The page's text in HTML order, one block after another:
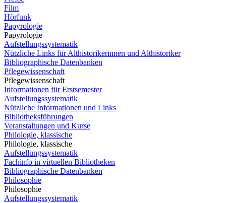
Film
Hörfunk
Papyrologie
Papyrologie
Aufstellungssystematik
Nützliche Links für Althistorikerinnen und Althistoriker
Bibliographische Datenbanken
Pflegewissenschaft
Pflegewissenschaft
Informationen für Erstsemester
Aufstellungssystematik
Nützliche Informationen und Links
Bibliotheksführungen
Veranstaltungen und Kurse
Philologie, klassische
Philologie, klassische
Aufstellungssystematik
Fachinfo in virtuellen Bibliotheken
Bibliographische Datenbanken
Philosophie
Philosophie
Aufstellungssystematik